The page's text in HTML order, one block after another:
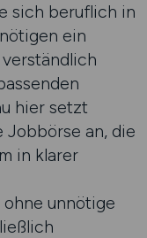
sich beruflich in
ein
hier setzt
Jobbörse an, die
in klarer
unnötige